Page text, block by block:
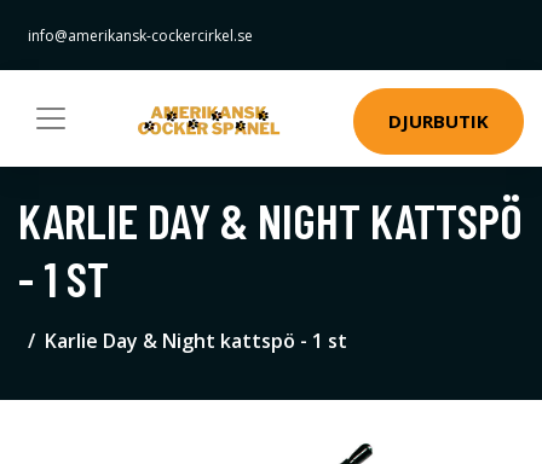
info@amerikansk-cockercirkel.se
DJURBUTIK
KARLIE DAY & NIGHT KATTSPÖ
- 1 ST
Karlie Day & Night kattspö - 1 st